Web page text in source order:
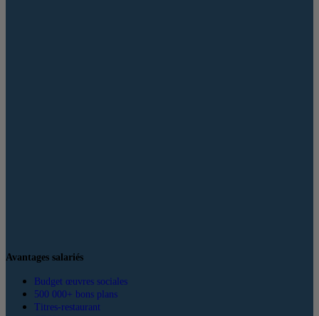
Avantages salariés
Budget œuvres sociales
500 000+ bons plans
Titres-restaurant